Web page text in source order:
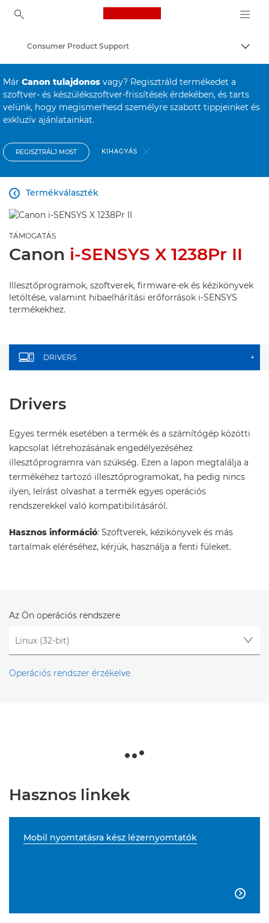
Canon Logo, back to
Consumer Product Support
Már Canon tulajdonos vagy? Regisztráld termékedet a
szoftver- és készülékszoftver-frissítések érdekében, és tarts
velünk, hogy megismerhesd személyre szabott tippjeinket és
exkluzív ajánlatainkat.
REGISZTRÁLJ MOST KIHAGYÁS
Termékválaszték

TÁMOGATÁS
Canon i-SENSYS X 1238Pr II
Illesztőprogramok, szoftverek, firmware-ek és kézikönyvek
letöltése, valamint hibaelhárítási erőforrások i-SENSYS
termékekhez.
DRIVERS +
Drivers
Egyes termék esetében a termék és a számítógép közötti
kapcsolat létrehozásának engedélyezéséhez
illesztőprogramra van szükség. Ezen a lapon megtalálja a
termékéhez tartozó illesztőprogramokat, ha pedig nincs
ilyen, leírást olvashat a termék egyes operációs
rendszerekkel való kompatibilitásáról.
Hasznos információ: Szoftverek, kézikönyvek és más
tartalmak eléréséhez, kérjük, használja a fenti füleket.
Az Ön operációs rendszere
Operációs rendszer érzékelve
Hasznos linkek
Mobil nyomtatásra kész lézernyomtatók
